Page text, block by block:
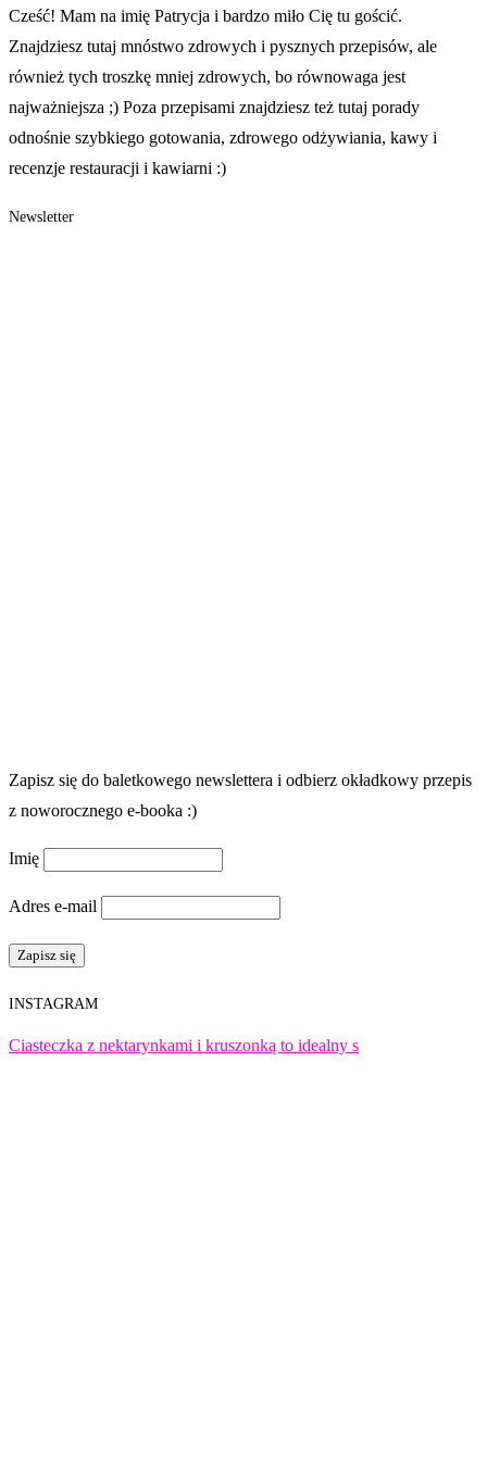
Cześć! Mam na imię Patrycja i bardzo miło Cię tu gościć.
Znajdziesz tutaj mnóstwo zdrowych i pysznych przepisów, ale
również tych troszkę mniej zdrowych, bo równowaga jest
najważniejsza ;) Poza przepisami znajdziesz też tutaj porady
odnośnie szybkiego gotowania, zdrowego odżywiania, kawy i
recenzje restauracji i kawiarni :)
Newsletter
Zapisz się do baletkowego newslettera i odbierz okładkowy przepis
z noworocznego e-booka :)
Imię
Adres e-mail
INSTAGRAM
Ciasteczka z nektarynkami i kruszonką to idealny s